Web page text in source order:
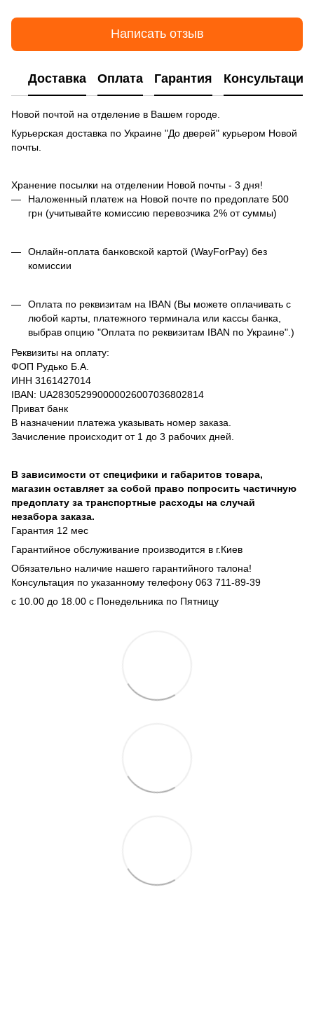
Написать отзыв
Доставка Оплата Гарантия Консультация
Новой почтой на отделение в Вашем городе.
Курьерская доставка по Украине "До дверей" курьером Новой
почты.
Хранение посылки на отделении Новой почты - 3 дня!
Наложенный платеж на Новой почте по предоплате 500
грн (учитывайте комиссию перевозчика 2% от суммы)
Онлайн-оплата банковской картой (WayForPay) без
комиссии
Оплата по реквизитам на IBAN (Вы можете оплачивать с
любой карты, платежного терминала или кассы банка,
выбрав опцию "Оплата по реквизитам IBAN по Украине".)
Реквизиты на оплату:
ФОП Рудько Б.А.
ИНН 3161427014
IBAN: UA283052990000026007036802814
Приват банк
В назначении платежа указывать номер заказа.
Зачисление происходит от 1 до 3 рабочих дней.
В зависимости от специфики и габаритов товара,
магазин оставляет за собой право попросить частичную
предоплату за транспортные расходы на случай
незабора заказа.
Гарантия 12 мес
Гарантийное обслуживание производится в г.Киев
Обязательно наличие нашего гарантийного талона!
Консультация по указанному телефону 063 711-89-39
с 10.00 до 18.00 с Понедельника по Пятницу